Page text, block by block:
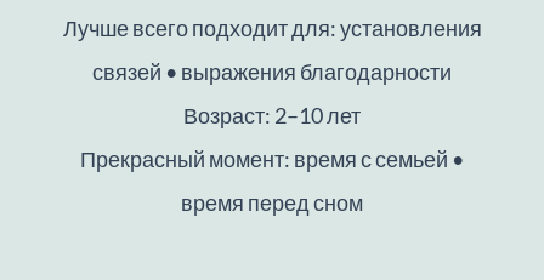
Лучше всего подходит для: установления
связей • выражения благодарности
Возраст: 2–10 лет
Прекрасный момент: время с семьей •
время перед сном